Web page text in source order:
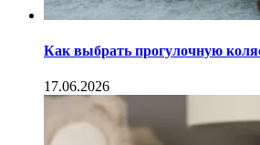
Как выбрать прогулочную
17.06.2026